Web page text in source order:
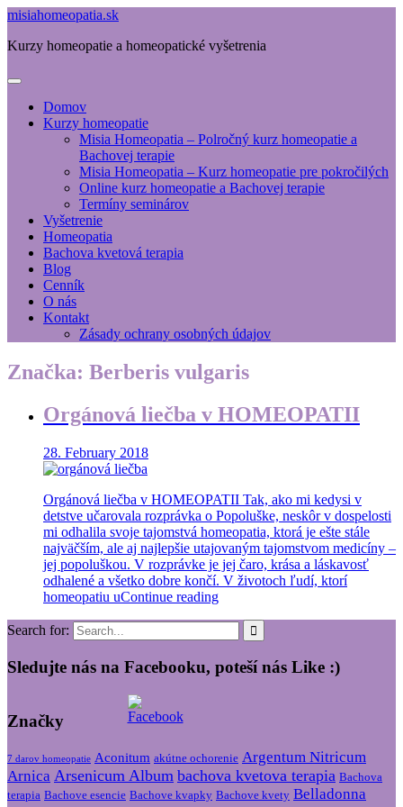
misiahomeopatia.sk
Kurzy homeopatie a homeopatické vyšetrenia
Domov
Kurzy homeopatie
Misia Homeopatia – Polročný kurz homeopatie a
Bachovej terapie
Misia Homeopatia – Kurz homeopatie pre pokročilých
Online kurz homeopatie a Bachovej terapie
Termíny seminárov
Vyšetrenie
Homeopatia
Bachova kvetová terapia
Blog
Cenník
O nás
Kontakt
Zásady ochrany osobných údajov
Značka: Berberis vulgaris
Orgánová liečba v HOMEOPATII
28. February 2018
Orgánová liečba v HOMEOPATII Tak, ako mi kedysi v
detstve učarovala rozprávka o Popoluške, neskôr v dospelosti
mi odhalila svoje tajomstvá homeopatia, ktorá je ešte stále
najväčším, ale aj najlepšie utajovaným tajomstvom medicíny –
jej popoluškou. V rozprávke je jej čaro, krása a láskavosť
odhalené a všetko dobre končí. V životoch ľudí, ktorí
homeopatiu uContinue reading
Search for:
Sledujte nás na Facebooku, poteší nás Like :)
Značky
7 darov homeopatie Aconitum akútne ochorenie Argentum Nitricum
Arnica Arsenicum Album bachova kvetova terapia Bachova
terapia Bachove esencie Bachove kvapky Bachove kvety Belladonna